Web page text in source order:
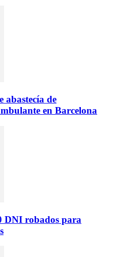
abastecía de
en Barcelona
DNI robados para